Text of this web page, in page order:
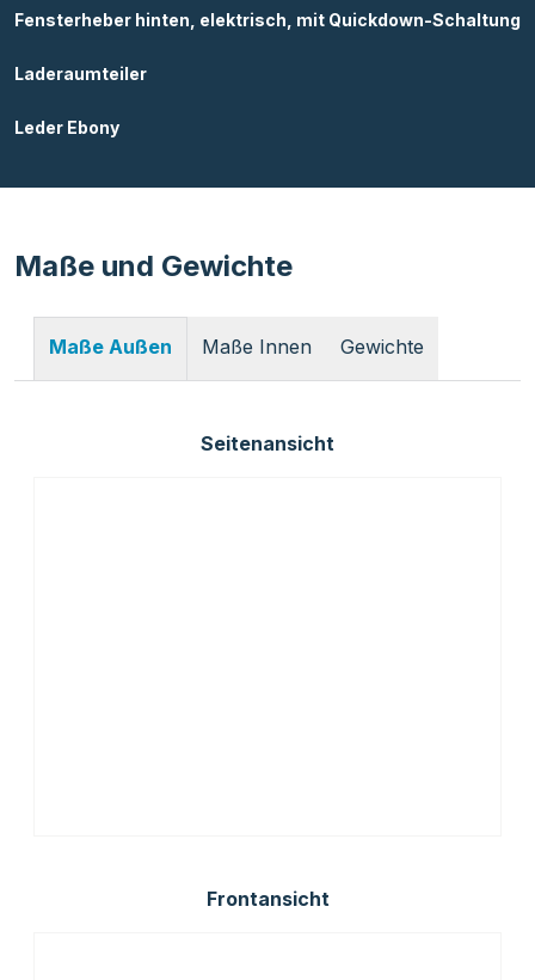
Fensterheber hinten, elektrisch, mit Quickdown-Schaltung
Laderaumteiler
Leder Ebony
Maße und Gewichte
Maße Außen Maße Innen Gewichte
Seitenansicht
Frontansicht